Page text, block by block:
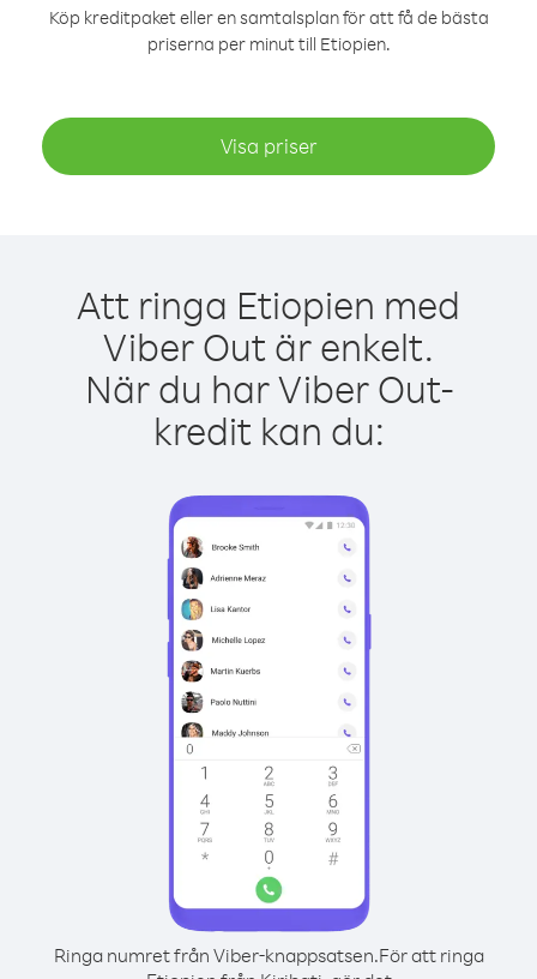
Köp kreditpaket eller en samtalsplan för att få de bästa
priserna per minut till Etiopien.
Visa priser
Att ringa Etiopien med
Viber Out är enkelt.
När du har Viber Out-
kredit kan du:
Ringa numret från Viber-knappsatsen.För att ringa